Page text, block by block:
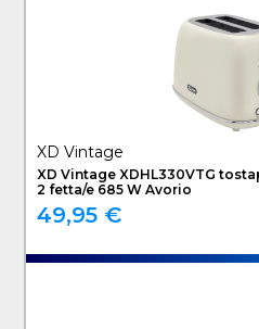
XD Vintage
XD Vintage XDHL330VTG
2 fetta/e 685 W Avorio
49,95 €